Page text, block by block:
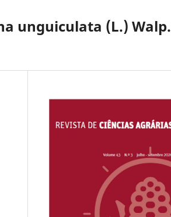
unguiculata (L.) Walp.